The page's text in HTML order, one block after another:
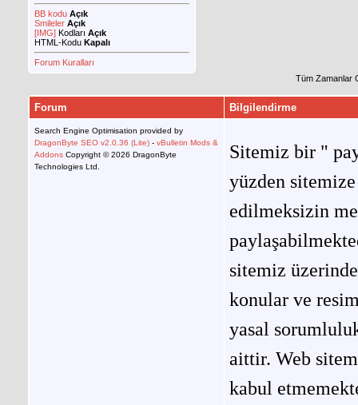
BB kodu Açık
Smileler Açık
[IMG] Kodları Açık
HTML-Kodu Kapalı
Forum Kuralları
Tüm Zamanlar
Forum Bilgilendirme
Search Engine Optimisation provided by
DragonByte SEO v2.0.36 (Lite) - vBulletin Mods &
Addons Copyright © 2026 DragonByte
Technologies Ltd.
Sitemiz bir "
yüzden
edilmeksizin
sitemiz
konular ve
yasal
aittir. Web
kabul